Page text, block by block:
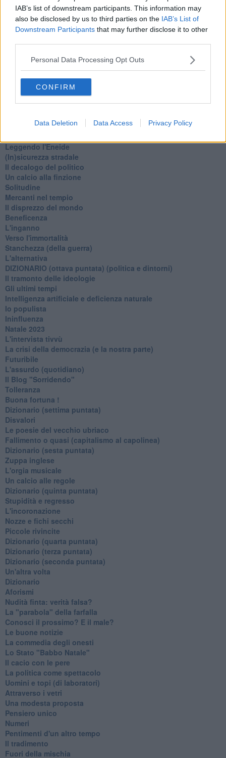
IAB’s list of downstream participants. This information may
also be disclosed by us to third parties on the IAB’s List of
Downstream Participants that may further disclose it to other
Personal Data Processing Opt Outs
CONFIRM
Data Deletion Data Access Privacy Policy
Fine anno al ristorante
La festa di Capodanno
Natale 2024
Re e regnanti
A noi interessa il dito non la luna
Come rubare allo stato e vivere felici
Una performance
​Io (allo specchio)
Tramonto
Passato, presente, futuro
Il giorno dei saldi
Leggendo l'Eneide
​(In)sicurezza stradale
Il decalogo del politico
Un calcio alla finzione
Solitudine
Mercanti nel tempio
Il disprezzo del mondo
Beneficenza
L'inganno
Verso l'immortalità
Stanchezza (della guerra)
L'alternativa
​DIZIONARIO (ottava puntata) (politica e dintorni)
Il tramonto delle ideologie
Gli ultimi tempi
Intelligenza artificiale e deficienza naturale
Io populista
Ininfluenza
Natale 2023
L'intervista tivvù
La crisi della democrazia (e la nostra parte)
Futuribile
L'assurdo (quotidiano)
Il Blog "Sorridendo"
Tolleranza
Buona fortuna !
​Dizionario (settima puntata)
Disvalori
Le poesie del vecchio ubriaco
Fallimento o quasi (capitalismo al capolinea)
Dizionario (sesta puntata)
Zuppa inglese
L'orgia musicale
Un calcio alle regole
Dizionario (quinta puntata)
Stupidità e regresso
L'incoronazione
Nozze e fichi secchi
Piccole rivincite
​Dizionario (quarta puntata)
​Dizionario (terza puntata)
​Dizionario (seconda puntata)
Un'altra volta
Dizionario
Aforismi
Nudità finta: verità falsa?
La "parabola" della farfalla
Conosci il prossimo? E il male?
Le buone notizie
La commedia degli onesti
Lo Stato "Babbo Natale"
Il cacio con le pere
La politica come spettacolo
Uomini e topi (di laboratori)
Attraverso i vetri
Una modesta proposta
Pensiero unico
Numeri
Pentimenti d'un altro tempo
Il tradimento
Fuori della mischia